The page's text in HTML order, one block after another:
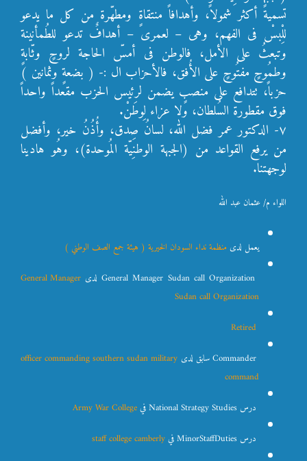
تسميةً أكثر شمولاً، وأهدافاً منتقاةٍ ومطهّرة من كل ما يدعو
للِْبسْ فى الفهم، وهى – لعمرى – أهدافٌ تدعو للطُمأنينة
وتبعثُ على الأمل، فالوطن فى أمسّ الحاجة لروحٍ وثّابةٍ
وطمُوحٍ مفتُوحٍ على الأُفق، فالأحزاب ال :- ( بضعةٍ وثمانين )
حزباً، تتدافع على منصبٍ يضمن لرئيس الحزب مقعداً واحداً
فوق مقطورة السُلطان، ولا عزاء لِوطَنْ.
٧- الدكتور عمر فضل الله، لسانُ صِدق، وأُذُنُ خير، وأفضل
من يرفع القواعد من (الجبهة الوطنِيّة المُوحدة)، وهُو هادينا
لوجهتنا.
اللواء م/ عثمان عبد الله
يعمل لدى ‏منظمة نداء السودان الخيرية ( هيئة جمع الصف الوطني )
‏‎General Manager Sudan call Organization‎‏ لدى ‏‎
General Manager
Sudan call Organization
Retired
‏‎Commander‎‏ سابق لدى ‏‎
officer commanding southern sudan military
command
درس ‏‎National Strategy Studies‎‏ في ‏‎
Army War College
درس ‏‎MinorStaffDuties‎‏ في ‏‎
staff college camberly